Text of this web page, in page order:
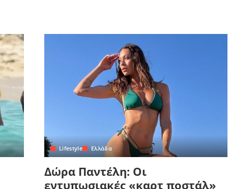
Lifestyle Ελλάδα
Δώρα Παντέλη: Οι
εντυπωσιακές «καρτ ποστάλ»